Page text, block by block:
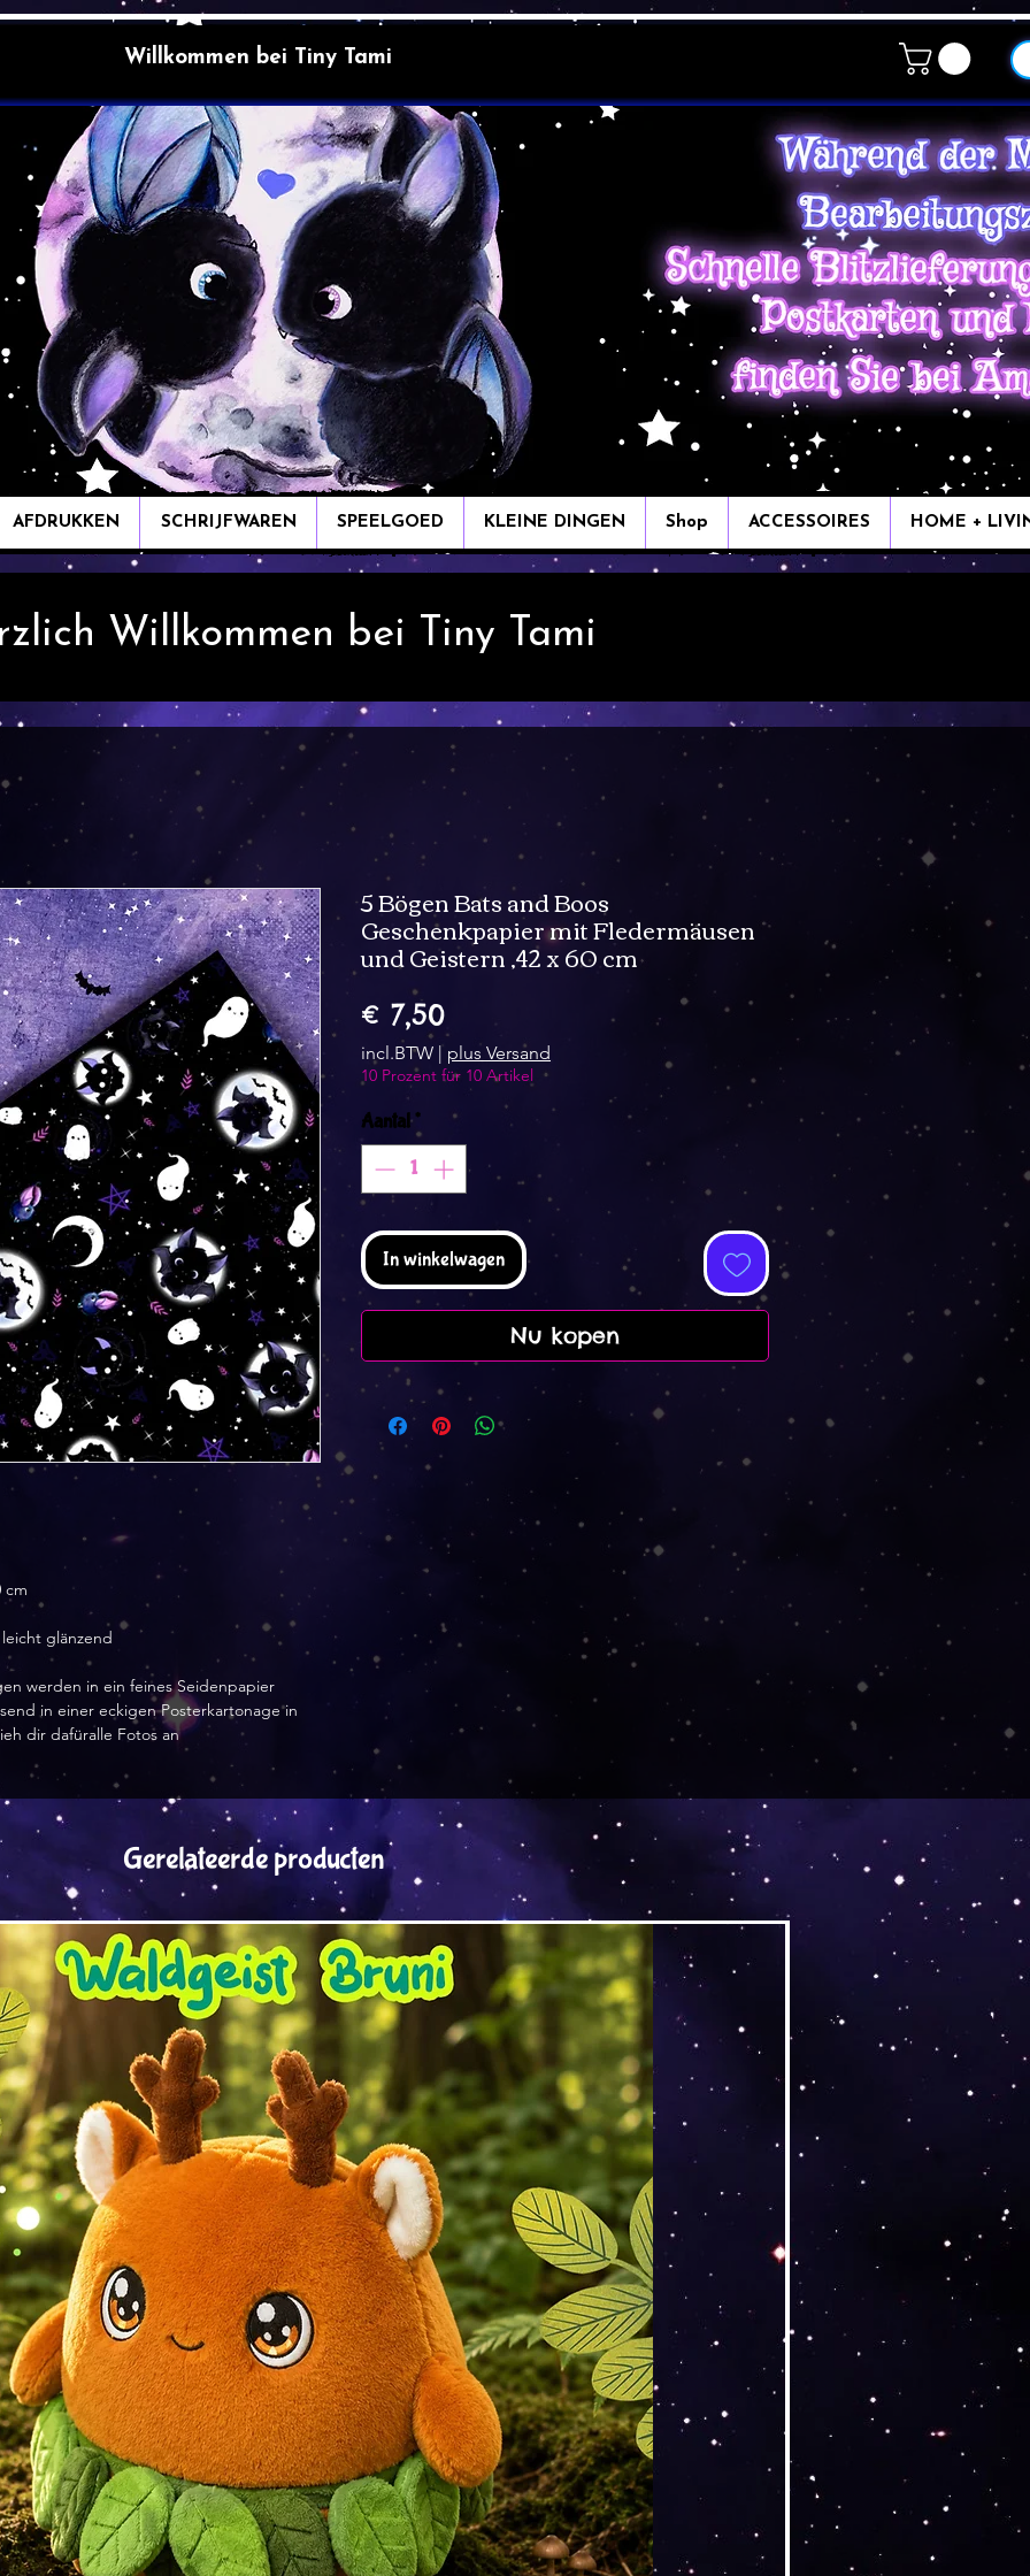
Willkommen bei Tiny Tami
AFDRUKKEN SCHRIJFWAREN SPEELGOED KLEINE DINGEN Shop ACCESSOIRES HOME +
Willkommen bei Tiny Tami
cm
glänzend
werden in ein feines Seidenpapier
in einer eckigen Posterkartonage in
dir dafüralle Fotos an
5 Bögen Bats and Boos
Geschenkpapier mit Fledermäusen
und Geistern ,42 x 60 cm
€ 7,50Prijs
incl.BTW | plus Versand
10 Prozent für 10 Artikel
Aantal*
In winkelwagen
Nu kopen
Gerelateerde producten
Versand by DruckGuru